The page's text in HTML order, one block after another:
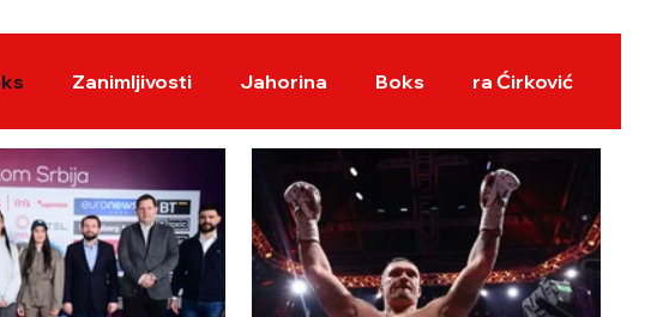
Zanimljivosti Jahorina Boks ra Ćirković